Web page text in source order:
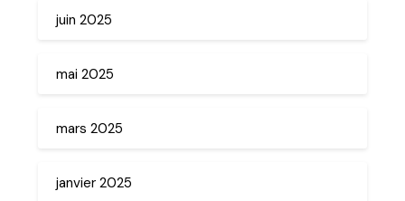
juin 2025
mai 2025
mars 2025
janvier 2025